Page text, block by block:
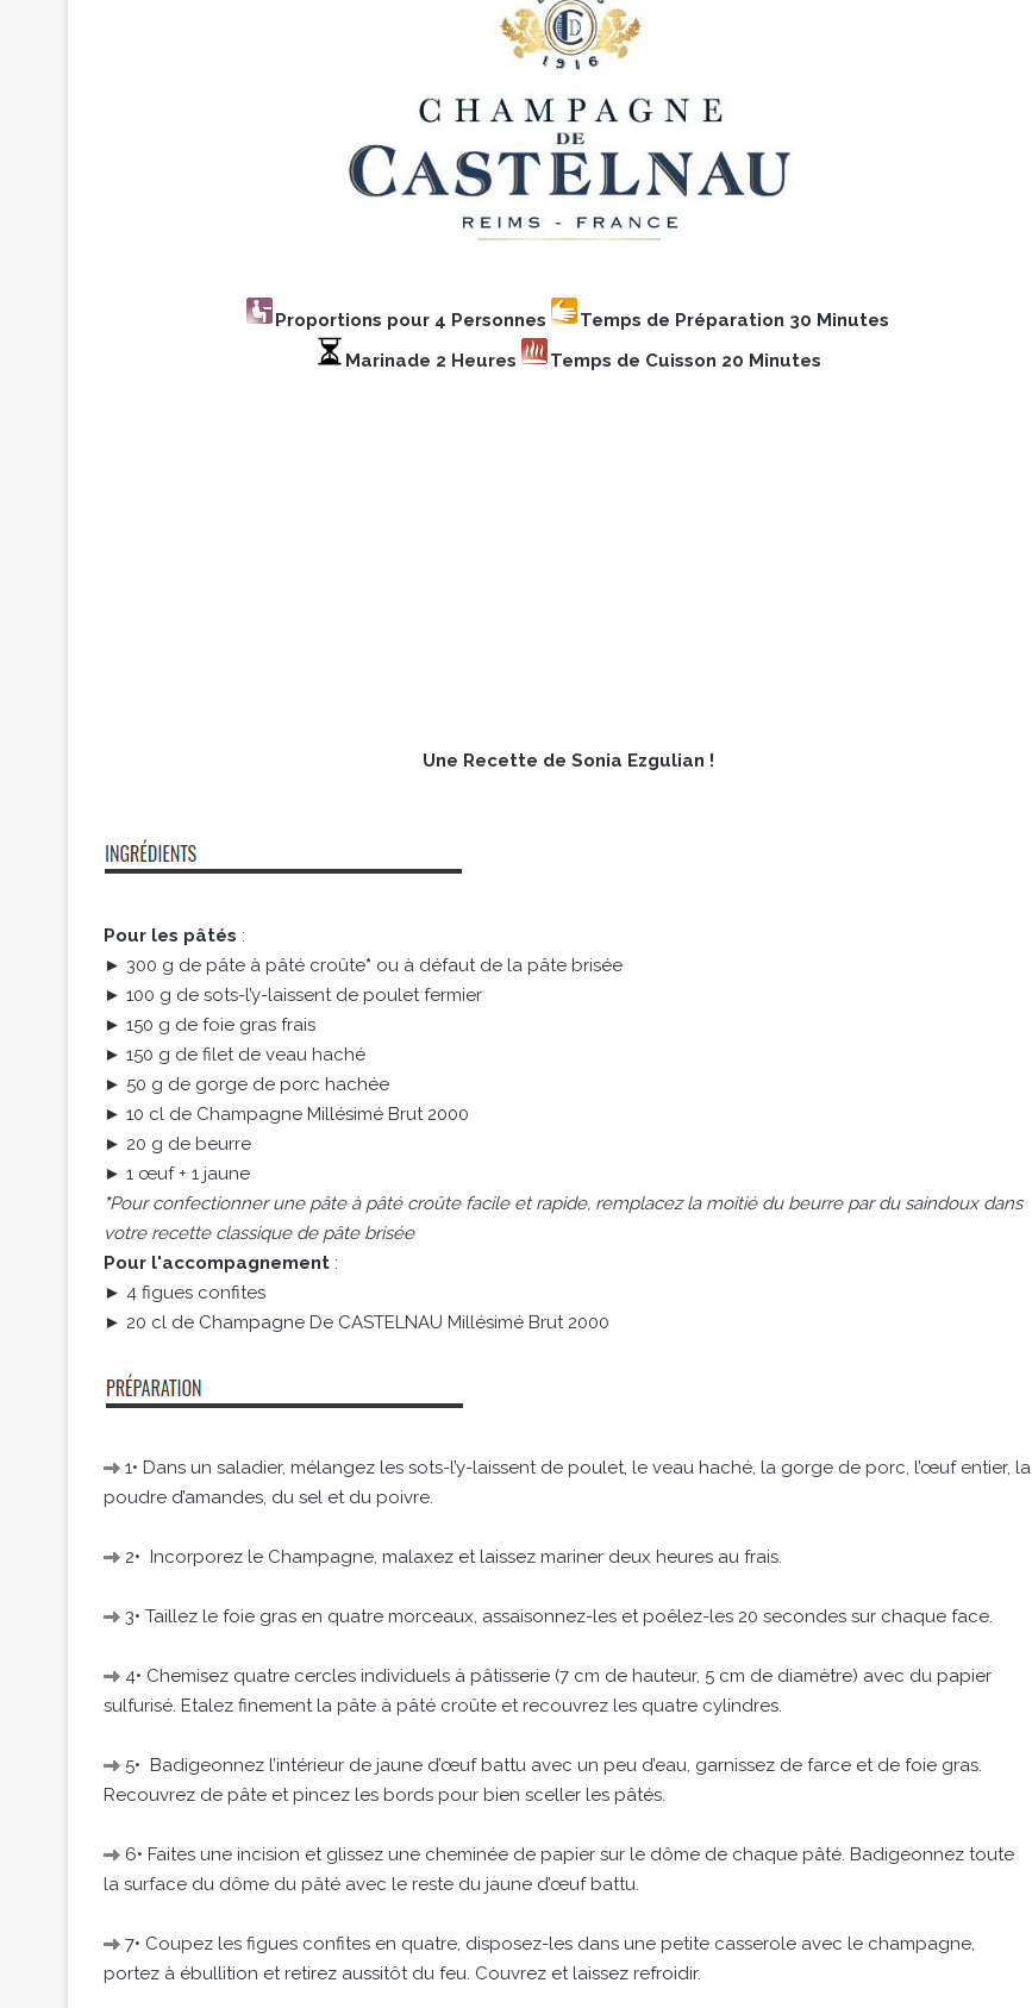
Proportions pour 4 Personnes
Temps de Préparation 30 Minutes
Marinade 2 Heures
Temps de Cuisson 20 Minutes
Une Recette de Sonia Ezgulian !
Pour les pâtés :
► 300 g de pâte à pâté croûte* ou à défaut de la pâte brisée
► 100 g de sots-l’y-laissent de poulet fermier
► 150 g de foie gras frais
► 150 g de filet de veau haché
► 50 g de gorge de porc hachée
► 10 cl de Champagne Millésimé Brut 2000
► 20 g de beurre
► 1 œuf + 1 jaune
*Pour confectionner une pâte à pâté croûte facile et rapide, remplacez la moitié du beurre par du saindoux dans
votre recette classique de pâte brisée
Pour l'accompagnement :
► 4 figues confites
► 20 cl de Champagne De CASTELNAU Millésimé Brut 2000
1• Dans un saladier, mélangez les sots-l’y-laissent de poulet, le veau haché, la gorge de porc, l’œuf entier, la
poudre d’amandes, du sel et du poivre.
2• Incorporez le Champagne, malaxez et laissez mariner deux heures au frais.
3• Taillez le foie gras en quatre morceaux, assaisonnez-les et poêlez-les 20 secondes sur chaque face.
4• Chemisez quatre cercles individuels à pâtisserie (7 cm de hauteur, 5 cm de diamètre) avec du papier
sulfurisé. Etalez finement la pâte à pâté croûte et recouvrez les quatre cylindres.
5• Badigeonnez l’intérieur de jaune d’œuf battu avec un peu d’eau, garnissez de farce et de foie gras.
Recouvrez de pâte et pincez les bords pour bien sceller les pâtés.
6• Faites une incision et glissez une cheminée de papier sur le dôme de chaque pâté. Badigeonnez toute
la surface du dôme du pâté avec le reste du jaune d’œuf battu.
7• Coupez les figues confites en quatre, disposez-les dans une petite casserole avec le champagne,
portez à ébullition et retirez aussitôt du feu. Couvrez et laissez refroidir.